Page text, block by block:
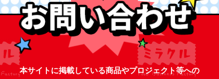
本サイトに掲載している商品やプロジェクト等への